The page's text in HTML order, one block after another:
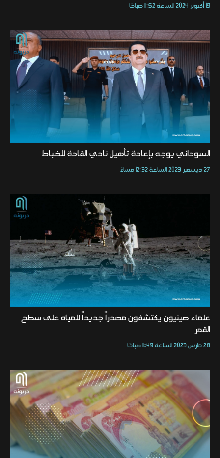
19 أكتوبر 2024 الساعة 11:52 صباحًا
السوداني يوجه بإعادة تأهيل نادي القادة للضباط
27 ديسمبر 2023 الساعة 12:32 مساءً
علماء صينيون يكتشفون مصدراً جديداً للمياه على سطح
القمر
28 مارس 2023 الساعة 11:49 صباحًا